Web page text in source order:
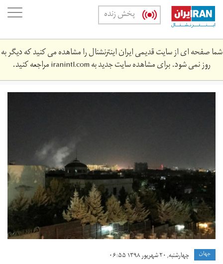
Skip
main
content
پخش زنده
شما صفحه ای از سایت قدیمی ایران اینترنشنال را مشاهده می کنید که دیگر به
روز نمی شود. برای مشاهده سایت جدید بهiranintl.comمراجعه کنید.
xkw2yt4qvbhfldckpsr7sv5gxe.jpg
جهان چهارشنبه, ۲۰ شهریور ۱۳۹۸ ۰۶:۵۵